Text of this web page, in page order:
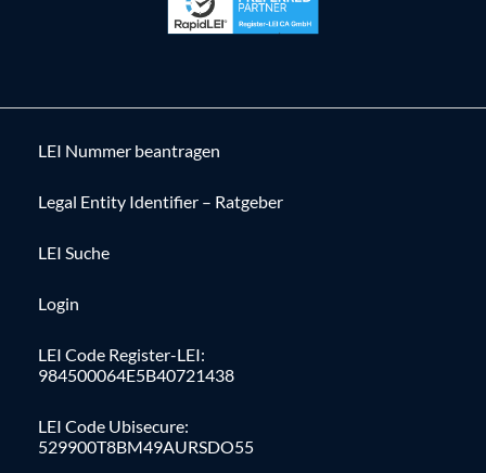
LEI Nummer beantragen
Legal Entity Identifier – Ratgeber
LEI Suche
Login
LEI Code Register-LEI:
984500064E5B40721438
LEI Code Ubisecure:
529900T8BM49AURSDO55